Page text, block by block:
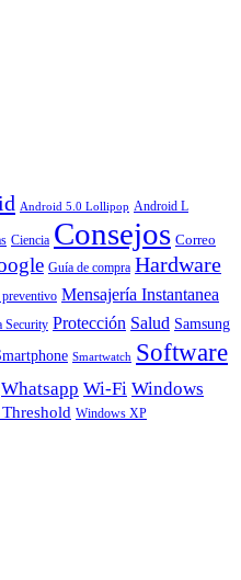
Android 5.0 Lollipop Android L
Ciencia Consejos Correo
Guía de compra Hardware
Mensajería Instantanea
Security Protección Salud Samsung
Smartwatch Software
Whatsapp Wi-Fi Windows
Windows XP